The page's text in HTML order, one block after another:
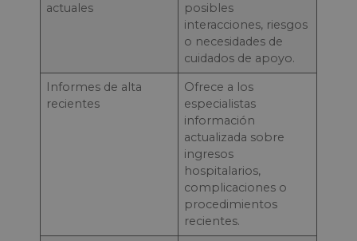
actuales
posibles
interacciones, riesgos
o necesidades de
cuidados de apoyo.
Informes de alta
recientes
Ofrece a los
especialistas
información
actualizada sobre
ingresos
hospitalarios,
complicaciones o
procedimientos
recientes.